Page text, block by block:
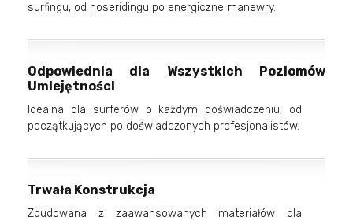
surfingu, od noseridingu po energiczne manewry.
Odpowiednia dla Wszystkich Poziomów
Umiejętności
Idealna dla surferów o każdym doświadczeniu, od
początkujących po doświadczonych profesjonalistów.
Trwała Konstrukcja
Zbudowana z zaawansowanych materiałów dla